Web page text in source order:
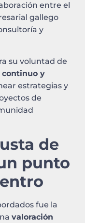
entre el
gallego
y
su voluntad de
continuo y
estrategias y
de
de
punto
fue la
valoración